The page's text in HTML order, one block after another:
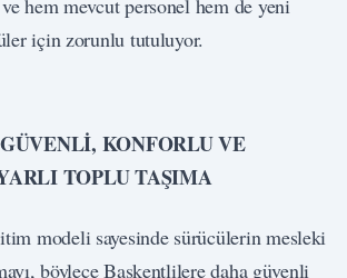
için zorunlu tutuluyor.
KONFORLU VE
TOPLU TAŞIMA
modeli sayesinde sürücülerin mesleki
böylece Başkentlilere daha güvenli